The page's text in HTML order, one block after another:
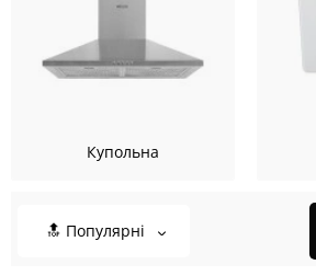
Купольна
🔝 Популярні